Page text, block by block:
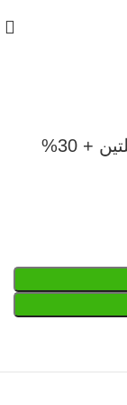
عرض دعم المناعه لكل العائله (عبلتين + 30%